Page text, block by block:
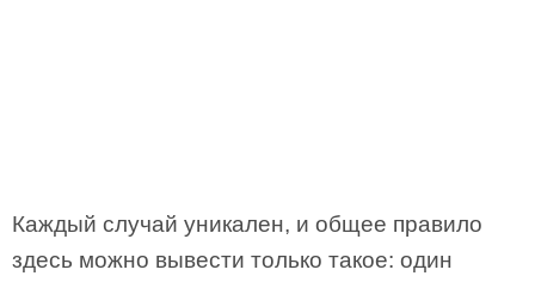
Каждый случай уникален, и общее правило
здесь можно вывести только такое: один